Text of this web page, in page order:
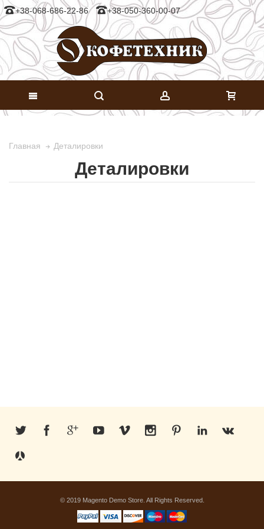
+38-068-686-22-86 +38-050-360-00-07
Главная Деталировки
Деталировки
© 2019 Magento Demo Store. All Rights Reserved.